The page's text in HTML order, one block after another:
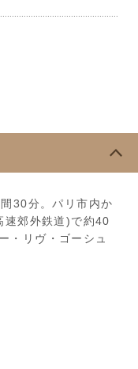
30分。パリ市内か
速郊外鉄道)で約40
・リヴ・ゴーシュ